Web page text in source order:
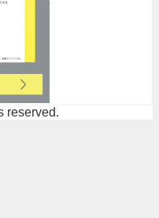
reserved.